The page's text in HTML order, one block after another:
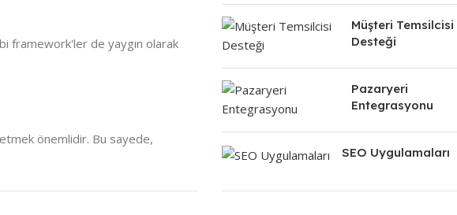
framework'ler de yaygın olarak
önemlidir. Bu sayede,
Müşteri Temsilcisi
Desteği
Pazaryeri
Entegrasyonu
SEO Uygulamaları